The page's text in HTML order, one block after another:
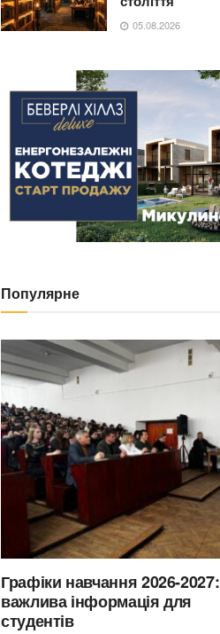
05.08.2026
Популярне
Графіки навчання 2026-2027:
важлива інформація для
студентів